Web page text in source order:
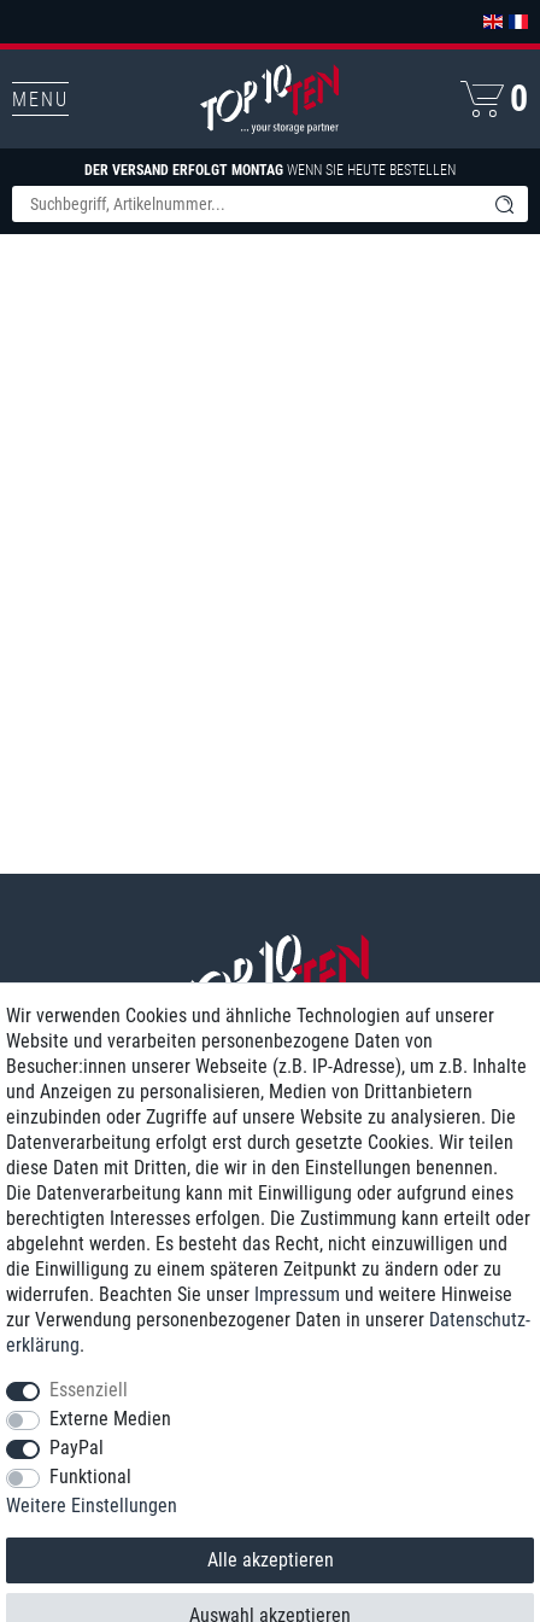
MENU
DER VERSAND ERFOLGT MONTAG WENN SIE HEUTE BESTELLEN
0
Zustellung am nächsten Werktag
Günstiger Versand
Generalüberholt mit Garantie
+49 8989 96160*
*Sie erreichen uns zum Ortstarif von Montag bis Freitag von 9 Uhr - 18 Uhr.
© 2018 TOP TEN Computervertrieb GmbH
Wir verwenden Cookies und ähnliche Technologien auf unserer
Website und verarbeiten personenbezogene Daten von
Besucher:innen unserer Webseite (z.B. IP-Adresse), um z.B. Inhalte
und Anzeigen zu personalisieren, Medien von Drittanbietern
einzubinden oder Zugriffe auf unsere Website zu analysieren. Die
Datenverarbeitung erfolgt erst durch gesetzte Cookies. Wir teilen
diese Daten mit Dritten, die wir in den Einstellungen benennen.
Die Datenverarbeitung kann mit Einwilligung oder aufgrund eines
berechtigten Interesses erfolgen. Die Zustimmung kann erteilt oder
abgelehnt werden. Es besteht das Recht, nicht einzuwilligen und
die Einwilligung zu einem späteren Zeitpunkt zu ändern oder zu
widerrufen. Beachten Sie unser Impressum und weitere Hinweise
zur Verwendung personenbezogener Daten in unserer Daten­schutz­
erklärung.
Essenziell
Externe Medien
PayPal
Funktional
Weitere Einstellungen
Alle akzeptieren
Auswahl akzeptieren